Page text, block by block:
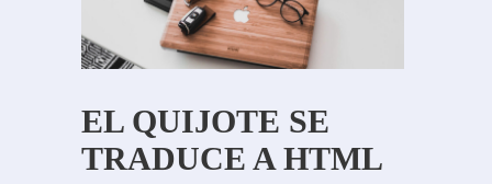
EL QUIJOTE SE
TRADUCE A HTML